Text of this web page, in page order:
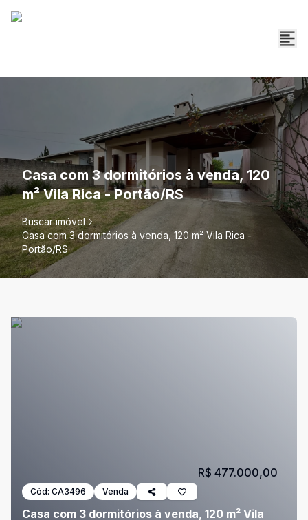
Casa com 3 dormitórios à venda, 120
m² Vila Rica - Portão/RS
Buscar imóvel
Casa com 3 dormitórios à venda, 120 m² Vila Rica -
Portão/RS
Cód: CA3496 Venda
Casa com 3 dormitórios à venda, 120 m² Vila
R$ 477.000,00